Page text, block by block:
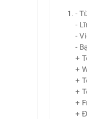
-
-
-
-
+
+
+
+
+
+